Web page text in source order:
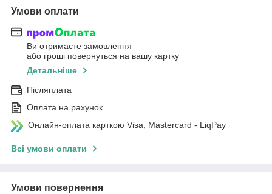
Умови оплати
Ви отримаєте замовлення
або гроші повернуться на вашу картку
Детальніше
Післяплата
Оплата на рахунок
Онлайн-оплата карткою Visa, Mastercard - LiqPay
Всі умови оплати
Умови повернення